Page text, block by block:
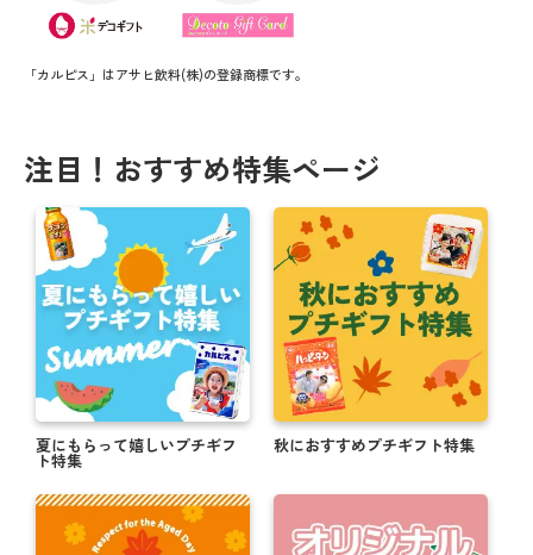
「カルピス」はアサヒ飲料(株)の登録商標です。
注目！おすすめ特集ページ
夏にもらって嬉しいプチギフ
ト特集
秋におすすめプチギフト特集